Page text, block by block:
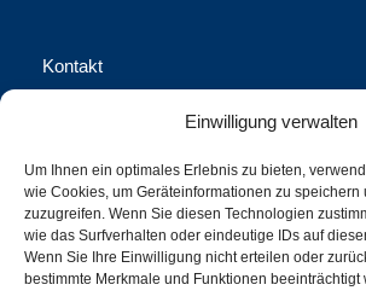
Einwilligung verwalten
Um Ihnen ein optimales Erlebnis zu bieten,
wie Cookies, um Geräteinformationen zu speichern
zuzugreifen. Wenn Sie diesen Technologien
wie das Surfverhalten oder eindeutige IDs auf
Wenn Sie Ihre Einwilligung nicht erteilen oder
bestimmte Merkmale und Funktionen beeinträchtigt
Kontakt
Waschhausgasse 2, 1020 Wien
office@call-us-assistance.com​
+43 (1) 316 70-0
+43 (1) 316 70-100 Fax